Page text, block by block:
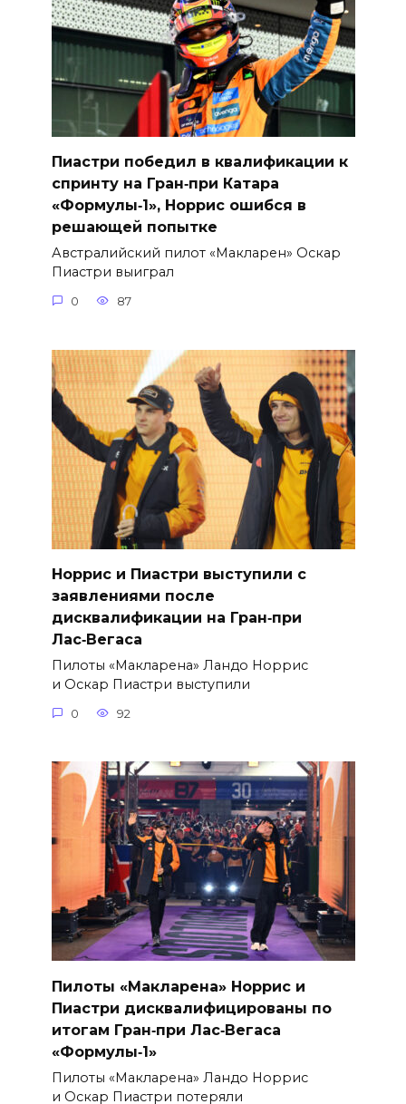
Пиастри победил в квалификации к
спринту на Гран‑при Катара
«Формулы‑1», Норрис ошибся в
решающей попытке
Австралийский пилот «Макларен» Оскар
Пиастри выиграл
0 87
Норрис и Пиастри выступили с
заявлениями после
дисквалификации на Гран‑при
Лас‑Вегаса
Пилоты «Макларена» Ландо Норрис
и Оскар Пиастри выступили
0 92
Пилоты «Макларена» Норрис и
Пиастри дисквалифицированы по
итогам Гран‑при Лас‑Вегаса
«Формулы‑1»
Пилоты «Макларена» Ландо Норрис
и Оскар Пиастри потеряли